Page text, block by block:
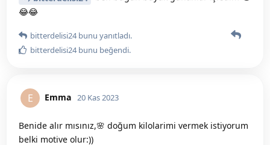
😂😂
bitterdelisi24bunu yanıtladı.
bitterdelisi24bunu beğendi.
E Emma 20 Kas 2023
Benide alır mısınız,🌸 doğum kilolarimi vermek istiyorum
belki motive olur:))